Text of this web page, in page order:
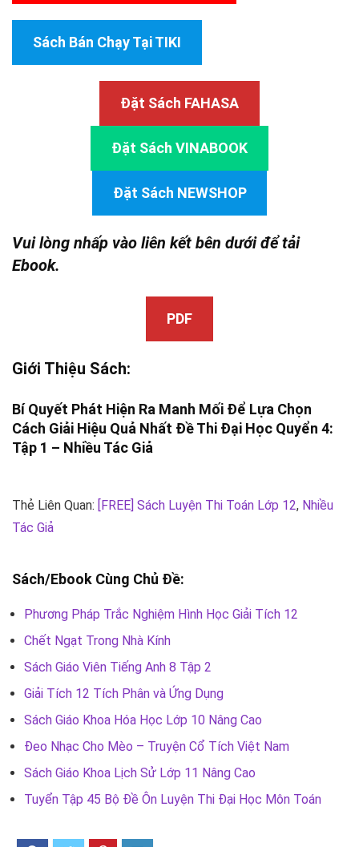
Sách Bán Chạy Tại TIKI
Đặt Sách FAHASA
Đặt Sách VINABOOK
Đặt Sách NEWSHOP
Vui lòng nhấp vào liên kết bên dưới để tải
Ebook.
PDF
Giới Thiệu Sách:
Bí Quyết Phát Hiện Ra Manh Mối Để Lựa Chọn
Cách Giải Hiệu Quả Nhất Đề Thi Đại Học Quyển 4:
Tập 1 – Nhiều Tác Giả
Thẻ Liên Quan: [FREE] Sách Luyện Thi Toán Lớp 12, Nhiều
Tác Giả
Sách/Ebook Cùng Chủ Đề:
Phương Pháp Trắc Nghiệm Hình Học Giải Tích 12
Chết Ngạt Trong Nhà Kính
Sách Giáo Viên Tiếng Anh 8 Tập 2
Giải Tích 12 Tích Phân và Ứng Dụng
Sách Giáo Khoa Hóa Học Lớp 10 Nâng Cao
Đeo Nhạc Cho Mèo – Truyện Cổ Tích Việt Nam
Sách Giáo Khoa Lịch Sử Lớp 11 Nâng Cao
Tuyển Tập 45 Bộ Đề Ôn Luyện Thi Đại Học Môn Toán